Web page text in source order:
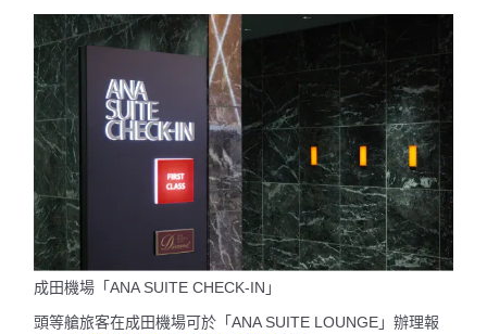
成田機場「ANA SUITE CHECK-IN」
頭等艙旅客在成田機場可於「ANA SUITE LOUNGE」辦理報